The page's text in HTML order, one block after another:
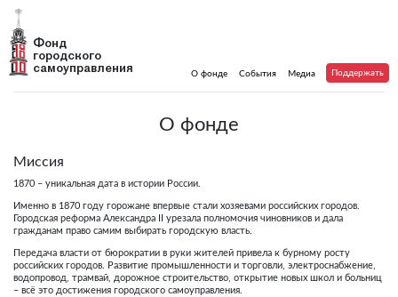
Фонд
городского
самоуправления
О фонде События Медиа Поддержать
О фонде
Миссия
1870 – уникальная дата в истории России.
Именно в 1870 году горожане впервые стали хозяевами российских городов.
Городская реформа Александра II урезала полномочия чиновников и дала
гражданам право самим выбирать городскую власть.
Передача власти от бюрократии в руки жителей привела к бурному росту
российских городов. Развитие промышленности и торговли, электроснабжение,
водопровод, трамвай, дорожное строительство, открытие новых школ и больниц
– всё это достижения городского самоуправления.